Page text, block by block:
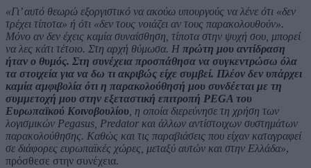
«Γι’ αυτό θεωρώ εξοργιστικό να ακούω υπουργούς να λένε ότι «δεν
τρέχει τίποτα» ή ότι «δεν τους νοιάζει αν τους παρακολουθούν».
Μόνο αν δεν έχεις καμία συναίσθηση, τίποτα στην ψυχή σου, μπορεί
να λες κάτι τέτοιο. Στη αρχή θύμωσα. Η πρώτη μου αντίδραση
ήταν ο θυμός. Στη συνέχεια προσπάθησα να συγκεντρώσω όλα
τα στοιχεία για να δω τι ακριβώς είχε συμβεί. Πλέον δεν υπάρχει
καμία αμφιβολία ότι η παρακολούθησή μου συνδέεται με τη
συμμετοχή μου στην εξεταστική επιτροπή PEGA του
Ευρωπαϊκού Κοινοβουλίου , η οποία διερεύνησε τη χρήση των
λογισμικών Pegasus, Predator και άλλων αντίστοιχων συστημάτων
παρακολούθησης. Καθώς και τις παραβιάσεις που είχαν καταγραφεί
σε διάφορες ευρωπαϊκές χώρες, μεταξύ αυτών και στην Ελλάδα»,
πρόσθεσε στην συνέχεια.